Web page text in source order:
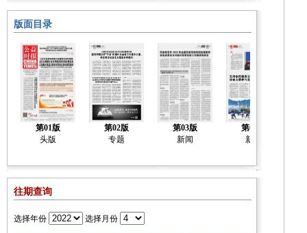
版面目录
第01版
头版
第02版
专题
第03版
新闻
第04版
新闻
往期查询
选择年份 选择月份